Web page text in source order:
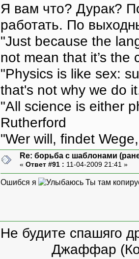
Я вам что? Дурак?
работать. По
"Just because the
not mean that it’s the
"Physics is like sex:
that's not why we do
"All science is either
Rutherford
"Wer will, findet
Re: борьба с шаблонами
« Ответ #91 : 11-04-2009 21:41 »
Ошибся я Ты там
Не будите спашяго
Джаффар